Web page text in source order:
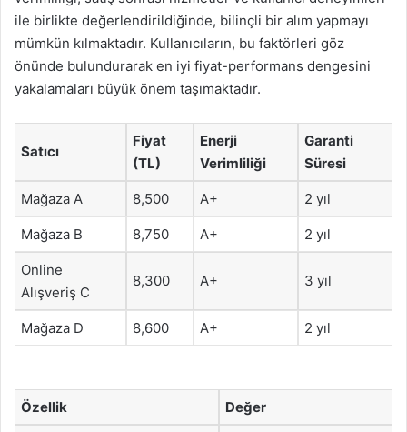
ile birlikte değerlendirildiğinde, bilinçli bir alım yapmayı
mümkün kılmaktadır. Kullanıcıların, bu faktörleri göz
önünde bulundurarak en iyi fiyat-performans dengesini
yakalamaları büyük önem taşımaktadır.
Satıcı
Fiyat
(TL)
Enerji
Verimliliği
Garanti
Süresi
Mağaza A 8,500 A+ 2 yıl
Mağaza B 8,750 A+ 2 yıl
Online
Alışveriş C
8,300 A+ 3 yıl
Mağaza D 8,600 A+ 2 yıl
Özellik Değer